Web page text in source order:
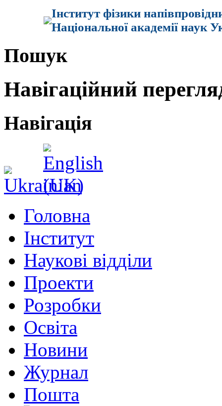
Інститут фізики
Національної академії наук
Пошук
Навігаційний
Навігація
Головна
Інститут
Наукові відділи
Проекти
Розробки
Освіта
Новини
Журнал
Пошта